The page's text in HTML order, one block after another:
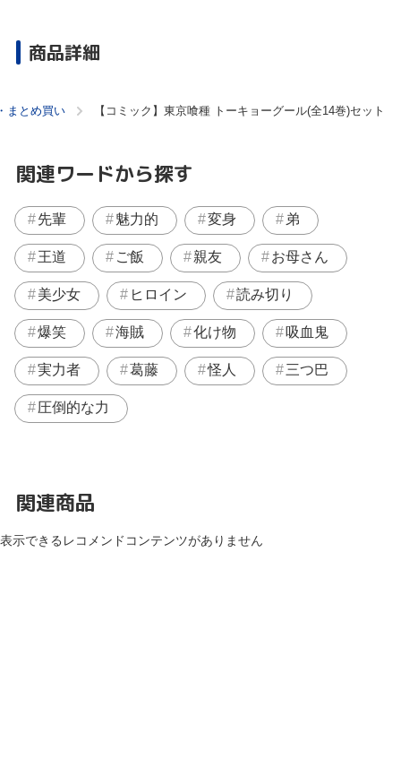
商品詳細
まとめ買い 【コミック】東京喰種 トーキョーグール(全14巻)セット
関連ワードから探す
先輩 魅力的 変身 弟
王道 ご飯 親友 お母さん
美少女 ヒロイン 読み切り
爆笑 海賊 化け物 吸血鬼
実力者 葛藤 怪人 三つ巴
圧倒的な力
関連商品
表示できるレコメンドコンテンツがありません